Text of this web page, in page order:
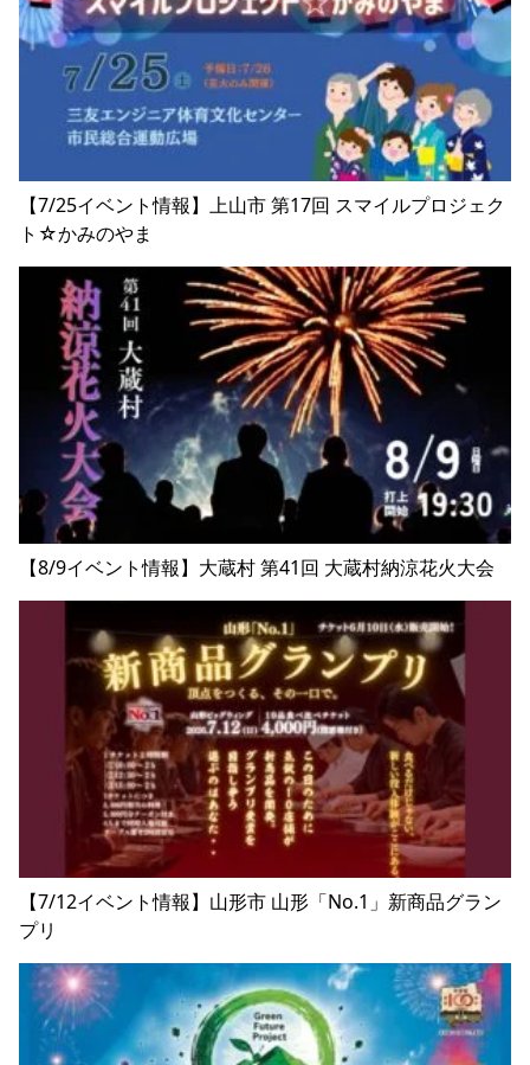
【7/25イベント情報】上山市 第17回 スマイルプロジェク
ト☆かみのやま
【8/9イベント情報】大蔵村 第41回 大蔵村納涼花火大会
【7/12イベント情報】山形市 山形「No.1」新商品グラン
プリ